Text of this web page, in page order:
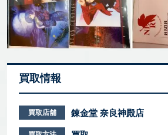
買取情報
買取店舗 錬金堂 奈良神殿店